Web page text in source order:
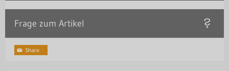
Frage zum Artikel